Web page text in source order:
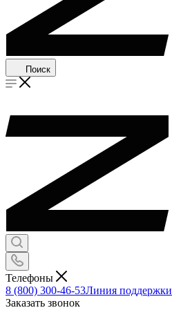
Поиск
Телефоны
8 (800) 300-46-53Линия поддержки
Заказать звонок